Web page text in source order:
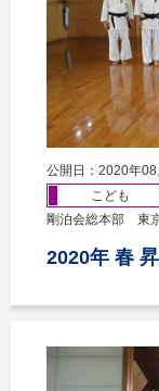
公開日：2020年08
こども
剛泊会総本部 東
2020年 春